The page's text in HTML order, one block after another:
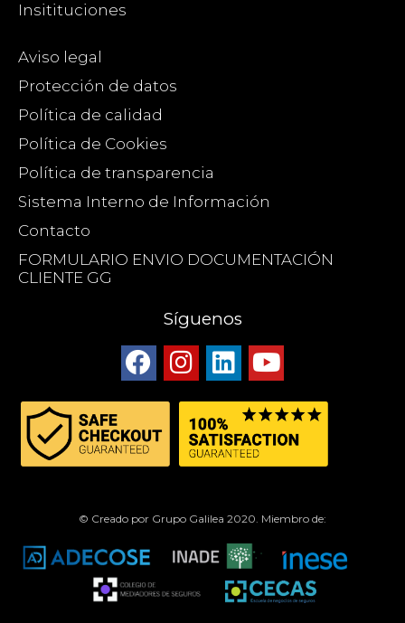
Insitituciones
Aviso legal
Protección de datos
Política de calidad
Política de Cookies
Política de transparencia
Sistema Interno de Información
Contacto
FORMULARIO ENVIO DOCUMENTACIÓN
CLIENTE GG
Síguenos
© Creado por Grupo Galilea 2020. Miembro de: